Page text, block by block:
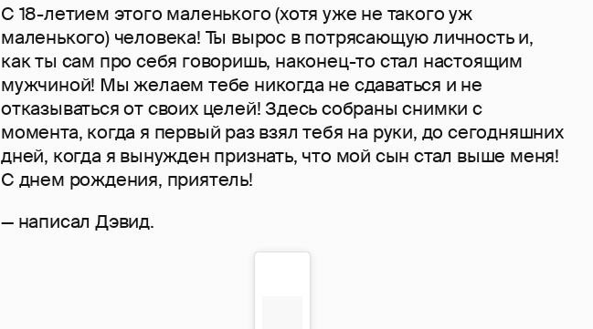
С 18-летием этого маленького (хотя уже не такого уж
маленького) человека! Ты вырос в потрясающую личность и,
как ты сам про себя говоришь, наконец-то стал настоящим
мужчиной! Мы желаем тебе никогда не сдаваться и не
отказываться от своих целей! Здесь собраны снимки с
момента, когда я первый раз взял тебя на руки, до сегодняшних
дней, когда я вынужден признать, что мой сын стал выше меня!
С днем рождения, приятель!
— написал Дэвид.